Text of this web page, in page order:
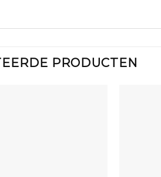
PRODUCTEN